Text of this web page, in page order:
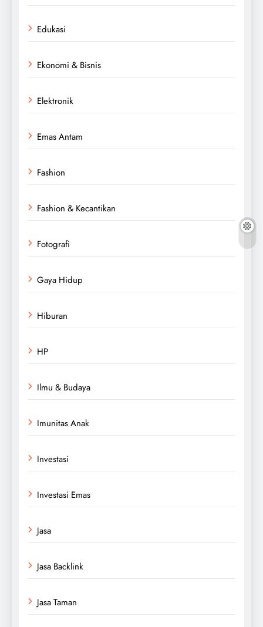
Edukasi
Ekonomi & Bisnis
Elektronik
Emas Antam
Fashion
Fashion & Kecantikan
Fotografi
Gaya Hidup
Hiburan
HP
Ilmu & Budaya
Imunitas Anak
Investasi
Investasi Emas
Jasa
Jasa Backlink
Jasa Taman